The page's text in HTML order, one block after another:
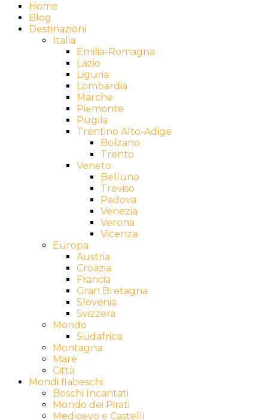
Home
Blog
Destinazioni
Italia
Emilia-Romagna
Lazio
Liguria
Lombardia
Marche
Piemonte
Puglia
Trentino Alto-Adige
Bolzano
Trento
Veneto
Belluno
Treviso
Padova
Venezia
Verona
Vicenza
Europa
Austria
Croazia
Francia
Gran Bretagna
Slovenia
Svizzera
Mondo
Sudafrica
Montagna
Mare
Città
Mondi fiabeschi
Boschi Incantati
Mondo dei Pirati
Medioevo e Castelli